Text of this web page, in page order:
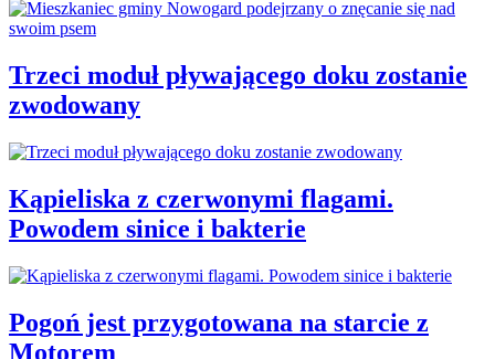
Trzeci moduł pływającego doku zostanie
zwodowany
Kąpieliska z czerwonymi flagami.
Powodem sinice i bakterie
Pogoń jest przygotowana na starcie z
Motorem